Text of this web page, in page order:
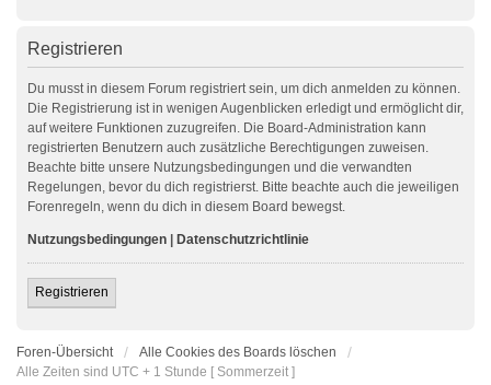
Registrieren
Du musst in diesem Forum registriert sein, um dich anmelden zu können.
Die Registrierung ist in wenigen Augenblicken erledigt und ermöglicht dir,
auf weitere Funktionen zuzugreifen. Die Board-Administration kann
registrierten Benutzern auch zusätzliche Berechtigungen zuweisen.
Beachte bitte unsere Nutzungsbedingungen und die verwandten
Regelungen, bevor du dich registrierst. Bitte beachte auch die jeweiligen
Forenregeln, wenn du dich in diesem Board bewegst.
Nutzungsbedingungen Datenschutzrichtlinie
Registrieren
Foren-Übersicht
Alle Cookies des Boards löschen
Alle Zeiten sind UTC + 1 Stunde [ Sommerzeit ]